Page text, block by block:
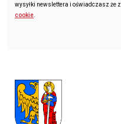
wysyłki newslettera i oświadczasz że
cookie